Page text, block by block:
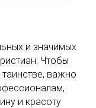
и значимых
Чтобы
важно
и красоту